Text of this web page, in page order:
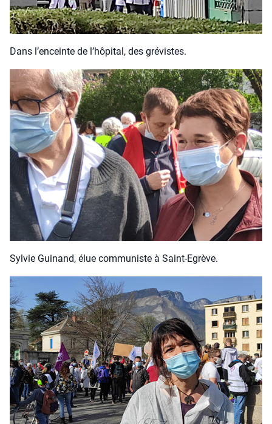
Dans l’en­ceinte de l’hô­pi­tal, des gré­vistes.
Syl­vie Gui­nand, élue com­mu­niste à Saint-Egrève.